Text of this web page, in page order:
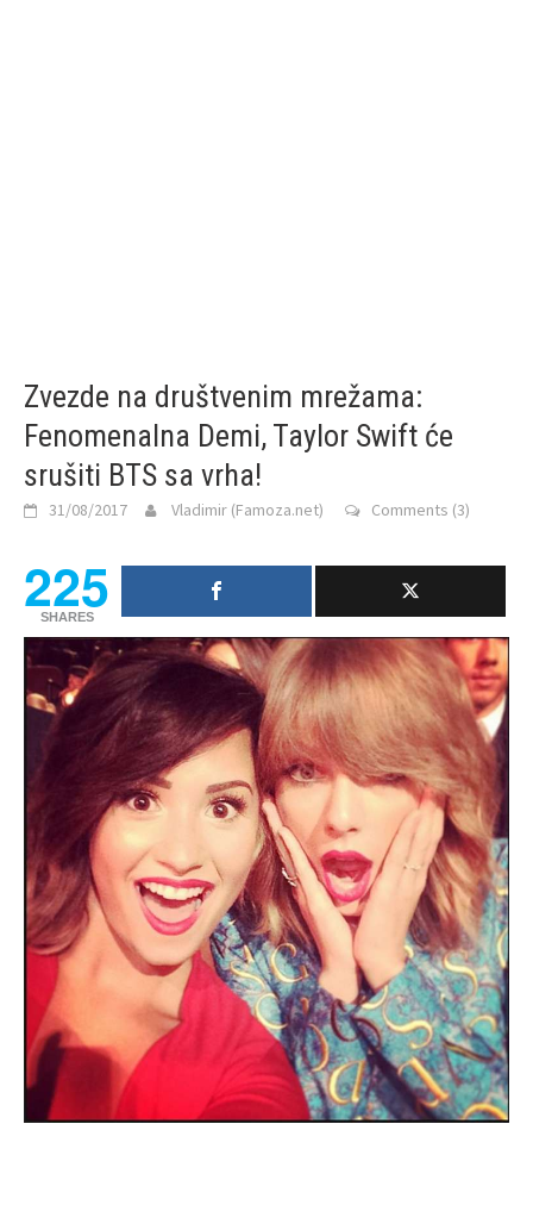
Zvezde na društvenim mrežama:
Fenomenalna Demi, Taylor Swift će
srušiti BTS sa vrha!
31/08/2017 Vladimir (Famoza.net) Comments (3)
225
SHARES